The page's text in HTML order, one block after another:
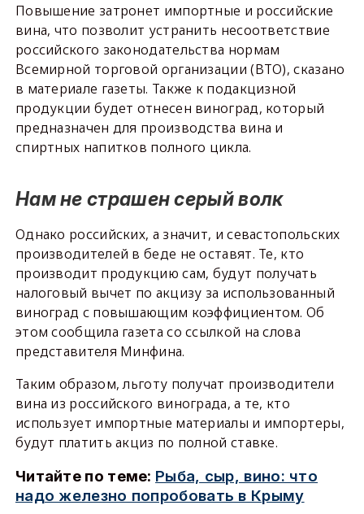
Повышение затронет импортные и российские
вина, что позволит устранить несоответствие
российского законодательства нормам
Всемирной торговой организации (ВТО), сказано
в материале газеты. Также к подакцизной
продукции будет отнесен виноград, который
предназначен для производства вина и
спиртных напитков полного цикла.
Нам не страшен серый волк
Однако российских, а значит, и севастопольских
производителей в беде не оставят. Те, кто
производит продукцию сам, будут получать
налоговый вычет по акцизу за использованный
виноград с повышающим коэффициентом. Об
этом сообщила газета со ссылкой на слова
представителя Минфина.
Таким образом, льготу получат производители
вина из российского винограда, а те, кто
использует импортные материалы и импортеры,
будут платить акциз по полной ставке.
Читайте по теме: ​ Рыба, сыр, вино: что
надо железно попробовать в Крыму